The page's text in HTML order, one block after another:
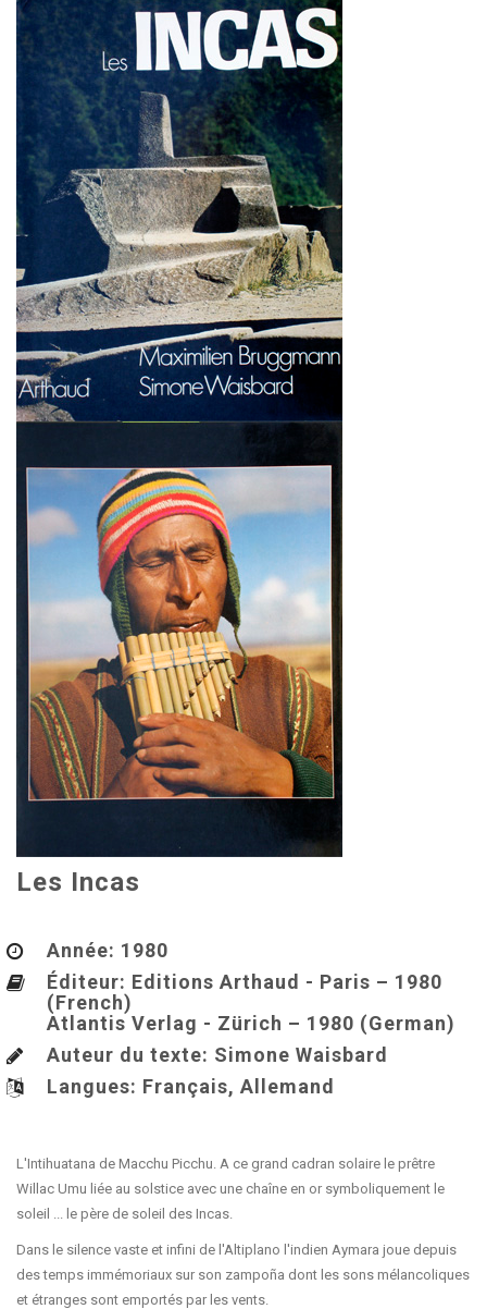
Les Incas
Année: 1980
Éditeur: Editions Arthaud - Paris – 1980
(French)
Atlantis Verlag - Zürich – 1980 (German)
Auteur du texte: Simone Waisbard
Langues: Français, Allemand
L'Intihuatana de Macchu Picchu. A ce grand cadran solaire le prêtre
Willac Umu liée au solstice avec une chaîne en or symboliquement le
soleil ... le père de soleil des Incas.
Dans le silence vaste et infini de l'Altiplano l'indien Aymara joue depuis
des temps immémoriaux sur son zampoña dont les sons mélancoliques
et étranges sont emportés par les vents.